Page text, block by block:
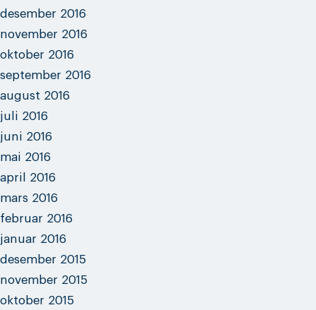
desember 2016
november 2016
oktober 2016
september 2016
august 2016
juli 2016
juni 2016
mai 2016
april 2016
mars 2016
februar 2016
januar 2016
desember 2015
november 2015
oktober 2015